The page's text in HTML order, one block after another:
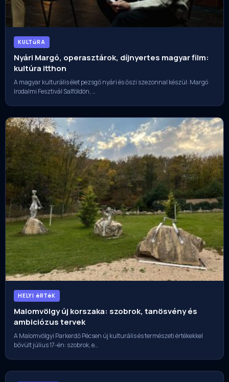
KULTúRA
Nyári Margó, operasztárok, díjnyertes magyar film:
kultúra itthon
A magyar kulturális élet pezsgő nyári és őszi szezonnal készül: Margó
Irodalmi Fesztivál Salföldön, …
HELYI éRTéK
Malomvölgy új korszaka: szobrok, tanösvény és
ambiciózus tervek
A Malomvölgyi Parkerdő Pécsen új kulturális és természeti értékekkel
bővült július 17-én: szobrok, e…